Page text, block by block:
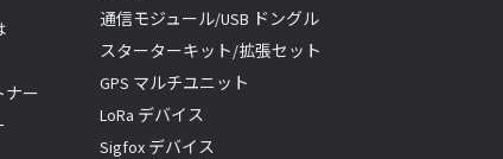
ナー
通信モジュール/USB ドングル
スターターキット/拡張セット
GPS マルチユニット
LoRa デバイス
Sigfox デバイス